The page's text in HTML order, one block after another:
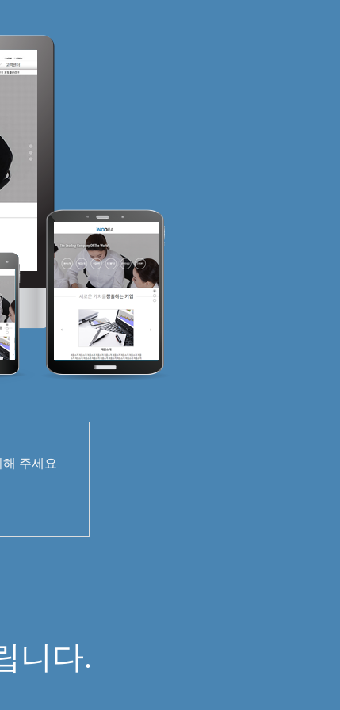
주세요
니다.